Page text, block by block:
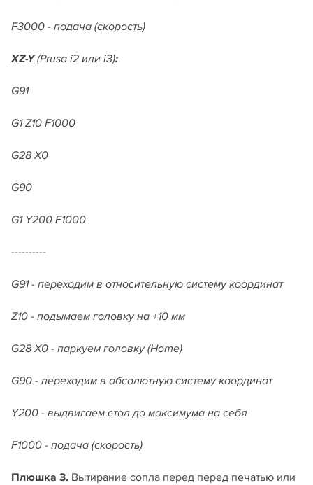
F3000 - подача (скорость)
XZ-Y(Prusa i2 или i3):
G91
G1 Z10 F1000
G28 X0
G90
G1 Y200 F1000
----------
G91 - переходим в относительную систему координат
Z10 - подымаем головку на +10 мм
G28 X0 - паркуем головку (Home)
G90 - переходим в абсолютную систему координат
Y200 - выдвигаем стол до максимума на себя
F1000 - подача (скорость)
Плюшка 3. Вытирание сопла перед перед печатью или